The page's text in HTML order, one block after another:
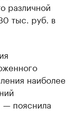
различной
тыс. руб. в
наиболее
— пояснила